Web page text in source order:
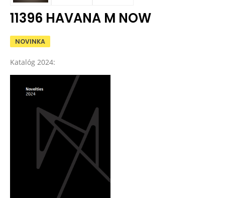
11396 HAVANA M NOW
NOVINKA
Katalóg 2024: